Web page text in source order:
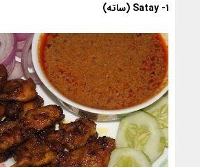
۱- Satay (ساته)